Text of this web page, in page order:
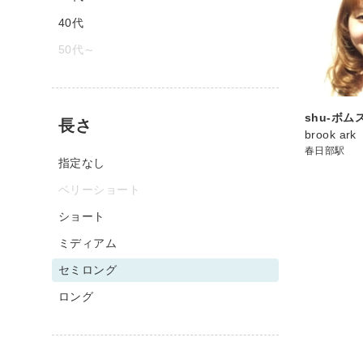
shu-ボム
brook ark
春日部駅
40代
50代～
長さ
指定なし
ベリーショート
ショート
ミディアム
セミロング
ロング